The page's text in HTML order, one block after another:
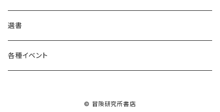
その他
ウェア
選書
各種イベント
© 冒険研究所書店